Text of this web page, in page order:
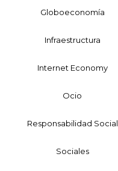
Globoeconomía
Infraestructura
Internet Economy
Ocio
Responsabilidad Social
Sociales